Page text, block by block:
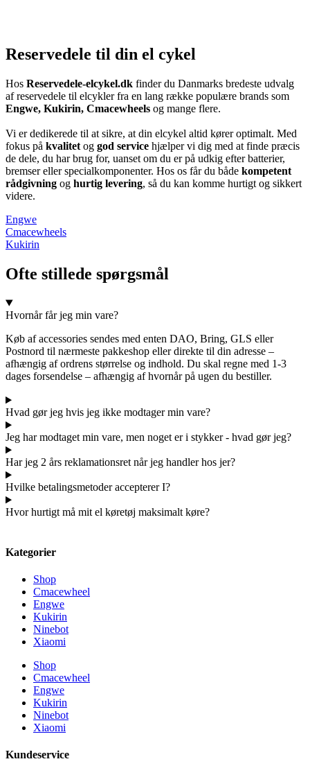
Reservedele til din el cykel
Hos Reservedele-elcykel.dk finder du Danmarks bredeste udvalg
af reservedele til elcykler fra en lang række populære brands som
Engwe, Kukirin, Cmacewheels og mange flere.
Vi er dedikerede til at sikre, at din elcykel altid kører optimalt. Med
fokus på kvalitet og god service hjælper vi dig med at finde præcis
de dele, du har brug for, uanset om du er på udkig efter batterier,
bremser eller specialkomponenter. Hos os får du både kompetent
rådgivning og hurtig levering, så du kan komme hurtigt og sikkert
videre.
Engwe
Cmacewheels
Kukirin
Ofte stillede spørgsmål
Hvornår får jeg min vare?
Køb af accessories sendes med enten DAO, Bring, GLS eller
Postnord til nærmeste pakkeshop eller direkte til din adresse –
afhængig af ordrens størrelse og indhold. Du skal regne med 1-3
dages forsendelse – afhængig af hvornår på ugen du bestiller.
Hvad gør jeg hvis jeg ikke modtager min vare?
Jeg har modtaget min vare, men noget er i stykker - hvad gør jeg?
Har jeg 2 års reklamationsret når jeg handler hos jer?
Hvilke betalingsmetoder accepterer I?
Hvor hurtigt må mit el køretøj maksimalt køre?
Kategorier
Shop
Cmacewheel
Engwe
Kukirin
Ninebot
Xiaomi
Shop
Cmacewheel
Engwe
Kukirin
Ninebot
Xiaomi
Kundeservice